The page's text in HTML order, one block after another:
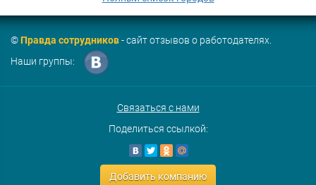
©Правда сотрудников- сайт отзывов о работодателях.
Наши группы:
Связаться с нами
Поделиться ссылкой:
Добавить компанию